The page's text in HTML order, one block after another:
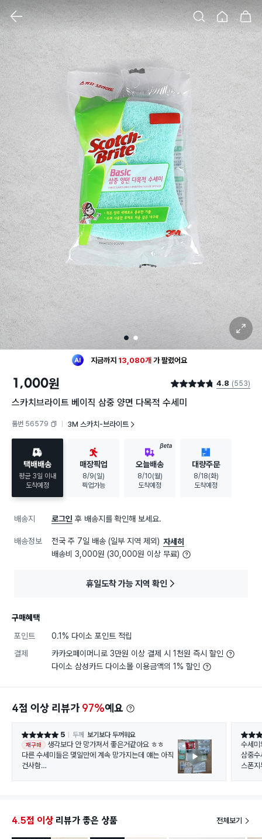
검색 홈 장바구니
클릭 시 이미지 확대 보기 팝업 열림
1 2
확대 보기
최근 한달314명이구매했어요
지금까지 13,080개 가팔렸어요
구매했어요
30대 여성이 가장 많이구매했어요
1,000원 별점 4.8점 4.8 (553)
스카치브라이트 베이직 삼중 양면 다목적 수세미
품번 56579
3M 스카치-브라이트
택배배송
평균 3일 이내
도착예정
매장픽업
8/9(일)
픽업가능
BETA
오늘배송
8/10(월)
도착예정
대량주문
8/18(화)
도착예정
배송지 로그인 후 배송지를 확인해 보세요.
배송정보 전국 주 7일 배송 (일부 지역 제외) 자세히
배송비 3,000원 (30,000원 이상 무료)
휴일도착 가능 지역 확인
구매혜택
포인트
0.1% 다이소 포인트 적립
결제
카카오페이머니로 3만원 이상 결제 시 1천원 즉시 할인
다이소 삼성카드 다이소몰 이용금액의 1% 할인
4점 이상 리뷰가 97%예요
별점 5점 5 두께 보기보다 두꺼워요
재구매
생각보다 안 망가져서 좋은거같아요 ㅎㅎ
다른 수세미들은 몇일만에 계속 망가지는데 얘는 아직
건사함
별점 4
수세
삼중
스폰지
4.5점 이상 리뷰가 좋은 상품 전체보기